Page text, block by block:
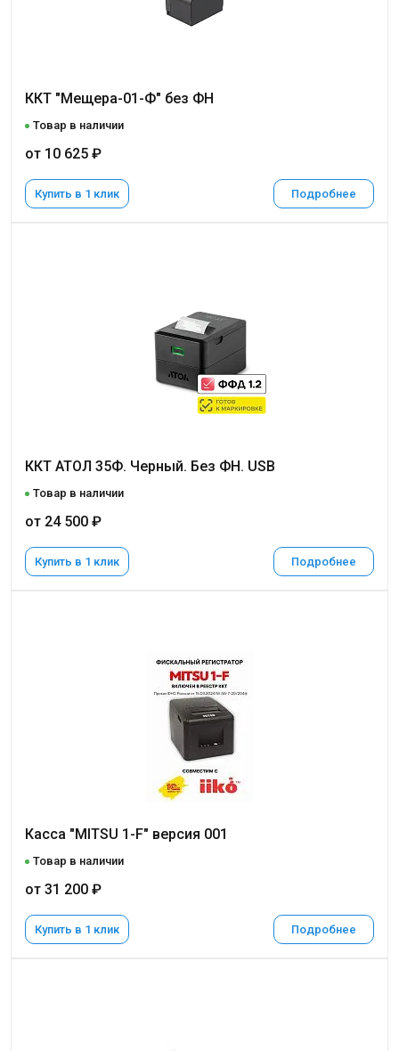
ККТ "Мещера-01-Ф" без ФН
Товар в наличии
от 10 625 ₽
Купить в 1 клик Подробнее
ККТ АТОЛ 35Ф. Черный. Без ФН. USB
Товар в наличии
от 24 500 ₽
Купить в 1 клик Подробнее
Касса "MITSU 1-F" версия 001
Товар в наличии
от 31 200 ₽
Купить в 1 клик Подробнее